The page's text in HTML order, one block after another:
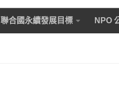
聯合國永續發展目標 NPO